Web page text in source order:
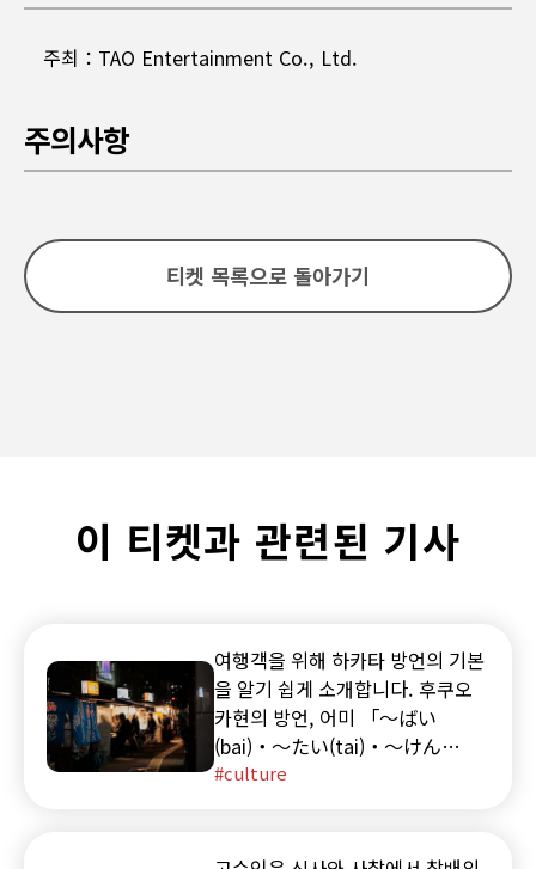
주최：TAO Entertainment Co., Ltd.
주의사항
티켓 목록으로 돌아가기
이 티켓과 관련된 기사
여행객을 위해 하카타 방언의 기본
을 알기 쉽게 소개합니다. 후쿠오
카현의 방언, 어미 「～ばい
(bai)・～たい(tai)・～けん
(ken)・～と(to)」의 뉘앙스, 듣
culture